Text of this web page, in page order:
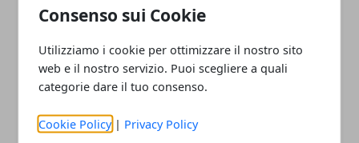
Consenso sui Cookie
Utilizziamo i cookie per ottimizzare il nostro sito
web e il nostro servizio. Puoi scegliere a quali
categorie dare il tuo consenso.
Cookie Policy | Privacy Policy
Che cos'è il CRIF e quali sono le
conseguenze?